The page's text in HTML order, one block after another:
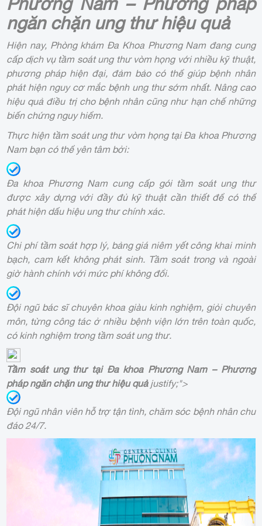
ngăn chặn ung thư hiệu quả
Hiện nay,Phòng khám Đa Khoa Phương Nam đang cung
cấp dịch vụ tầm soát ung thư vòm họng với nhiều kỹ thuật,
phương pháp hiện đại, đảm bảo có thể giúp bệnh nhân
phát hiện nguy cơ mắc bệnh ung thư sớm nhất. Nâng cao
hiệu quả điều trị cho bệnh nhân cũng như hạn chế những
biến chứng nguy hiểm.
Thực hiện tầm soát ung thư vòm họng tại Đa khoa Phương
Nam bạn có thể yên tâm bởi:
Đa khoa Phương Nam cung cấp gói tầm soát ung thư
được xây dựng với đầy đủ kỹ thuật cần thiết để có thể
phát hiện dấu hiệu ung thư chính xác.
Chi phí tầm soát hợp lý, bảng giá niêm yết công khai minh
bạch, cam kết không phát sinh. Tầm soát trong và ngoài
giờ hành chính với mức phí không đổi.
Đội ngũ bác sĩ chuyên khoa giàu kinh nghiệm, giỏi chuyên
môn, từng công tác ở nhiều bệnh viện lớn trên toàn quốc,
có kinh nghiệm trong tầm soát ung thư.
Tầm soát ung thư tại Đa khoa Phương Nam – Phương
pháp ngăn chặn ung thư hiệu quả justify;">
Đội ngũ nhân viên hỗ trợ tận tình, chăm sóc bệnh nhân chu
đáo 24/7.